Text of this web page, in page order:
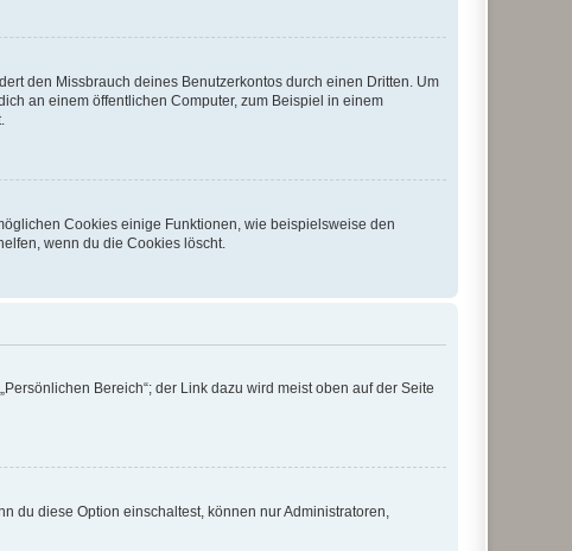
den Missbrauch deines Benutzerkontos durch einen Dritten. Um
an einem öffentlichen Computer, zum Beispiel in einem
Cookies einige Funktionen, wie beispielsweise den
wenn du die Cookies löscht.
Bereich“; der Link dazu wird meist oben auf der Seite
du diese Option einschaltest, können nur Administratoren,